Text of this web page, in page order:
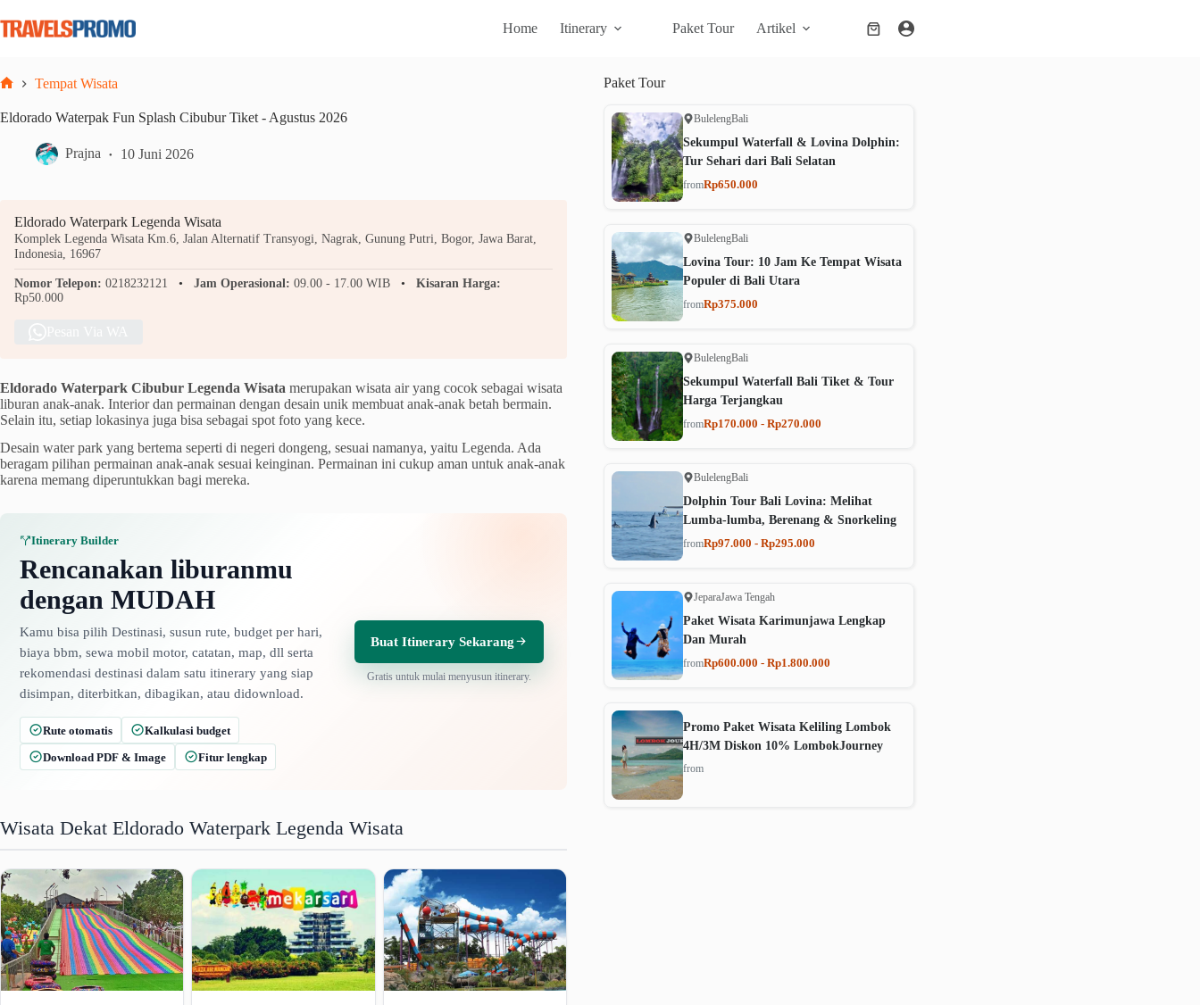
to
content
Home Itinerary Paket Tour Artikel
Shopping
Tempat Wisata
Eldorado Waterpak Fun Splash Cibubur Tiket - Agustus 2026
Prajna 10 Juni 2026
Eldorado Waterpark Legenda Wisata
Komplek Legenda Wisata Km.6, Jalan Alternatif Transyogi, Nagrak, Gunung Putri, Bogor, Jawa Barat,
Indonesia, 16967
Nomor Telepon: 0218232121 Jam Operasional: 09.00 - 17.00 WIB
Kisaran Harga:
Rp50.000
Eldorado Waterpark Cibubur Legenda Wisata merupakan wisata air yang cocok sebagai wisata
liburan anak-anak. Interior dan permainan dengan desain unik membuat anak-anak betah bermain.
Selain itu, setiap lokasinya juga bisa sebagai spot foto yang kece.
Desain water park yang bertema seperti di negeri dongeng, sesuai namanya, yaitu Legenda. Ada
beragam pilihan permainan anak-anak sesuai keinginan. Permainan ini cukup aman untuk anak-anak
karena memang diperuntukkan bagi mereka.
Itinerary Builder
Rencanakan liburanmu
dengan MUDAH
Kamu bisa pilih Destinasi, susun rute, budget per hari,
biaya bbm, sewa mobil motor, catatan, map, dll serta
rekomendasi destinasi dalam satu itinerary yang siap
disimpan, diterbitkan, dibagikan, atau didownload.
Rute otomatis
Kalkulasi budget
Download PDF & Image
Fitur lengkap
Buat Itinerary Sekarang
Gratis untuk mulai menyusun itinerary.
Wisata Dekat Eldorado Waterpark Legenda Wisata
Paket Tour
BulelengBali
Sekumpul Waterfall & Lovina Dolphin:
Tur Sehari dari Bali Selatan
fromRp650.000
BulelengBali
Lovina Tour: 10 Jam Ke Tempat Wisata
Populer di Bali Utara
fromRp375.000
BulelengBali
Sekumpul Waterfall Bali Tiket & Tour
Harga Terjangkau
fromRp170.000 - Rp270.000
BulelengBali
Dolphin Tour Bali Lovina: Melihat
Lumba-lumba, Berenang & Snorkeling
fromRp97.000 - Rp295.000
JeparaJawa Tengah
Paket Wisata Karimunjawa Lengkap
Dan Murah
fromRp600.000 - Rp1.800.000
Promo Paket Wisata Keliling Lombok
4H/3M Diskon 10% LombokJourney
from